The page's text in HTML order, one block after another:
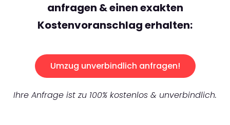
anfragen & einen exakten
Kostenvoranschlag erhalten:
Umzug unverbindlich anfragen!
Ihre Anfrage ist zu 100% kostenlos & unverbindlich.